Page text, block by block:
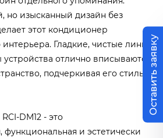
но изысканный дизайн без
этот кондиционер
Гладкие, чистые линии
отлично вписываются
подчеркивая его стиль и
DM12 - это
функциональная и эстетически
Оставить заявку